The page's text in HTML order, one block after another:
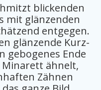
blickenden
mit glänzenden
entgegen.
glänzende Kurz-
gebogenes Ende
ähnelt,
Zähnen